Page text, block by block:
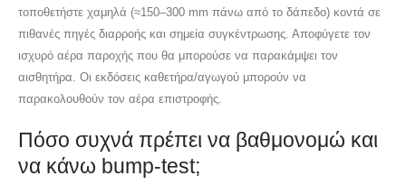
τοποθετήστε χαμηλά (≈150–300 mm πάνω από το δάπεδο) κοντά σε
πιθανές πηγές διαρροής και σημεία συγκέντρωσης. Αποφύγετε τον
ισχυρό αέρα παροχής που θα μπορούσε να παρακάμψει τον
αισθητήρα. Οι εκδόσεις καθετήρα/αγωγού μπορούν να
παρακολουθούν τον αέρα επιστροφής.
Πόσο συχνά πρέπει να βαθμονομώ και
να κάνω bump-test;